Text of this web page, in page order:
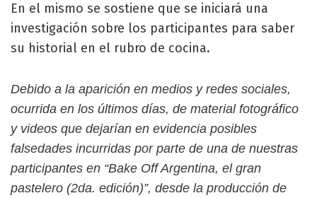
En el mismo se sostiene que se iniciará una
investigación sobre los participantes para saber
su historial en el rubro de cocina.
Debido a la aparición en medios y redes sociales,
ocurrida en los últimos días, de material fotográfico
y videos que dejarían en evidencia posibles
falsedades incurridas por parte de una de nuestras
participantes en “Bake Off Argentina, el gran
pastelero (2da. edición)”, desde la producción de